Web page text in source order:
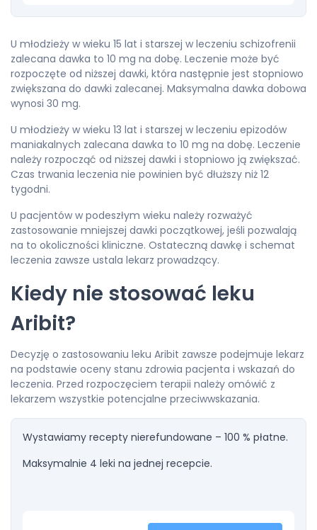
U młodzieży w wieku 15 lat i starszej w leczeniu schizofrenii
zalecana dawka to 10 mg na dobę. Leczenie może być
rozpoczęte od niższej dawki, która następnie jest stopniowo
zwiększana do dawki zalecanej. Maksymalna dawka dobowa
wynosi 30 mg.
U młodzieży w wieku 13 lat i starszej w leczeniu epizodów
maniakalnych zalecana dawka to 10 mg na dobę. Leczenie
należy rozpocząć od niższej dawki i stopniowo ją zwiększać.
Czas trwania leczenia nie powinien być dłuższy niż 12
tygodni.
U pacjentów w podeszłym wieku należy rozważyć
zastosowanie mniejszej dawki początkowej, jeśli pozwalają
na to okoliczności kliniczne. Ostateczną dawkę i schemat
leczenia zawsze ustala lekarz prowadzący.
Kiedy nie stosować leku
Aribit?
Decyzję o zastosowaniu leku Aribit zawsze podejmuje lekarz
na podstawie oceny stanu zdrowia pacjenta i wskazań do
leczenia. Przed rozpoczęciem terapii należy omówić z
lekarzem wszystkie potencjalne przeciwwskazania.
Wystawiamy recepty nierefundowane – 100 % płatne.
Maksymalnie 4 leki na jednej recepcie.